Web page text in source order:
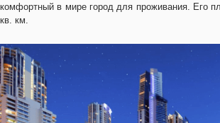
комфортный в мире город для проживания. Его
кв. км.